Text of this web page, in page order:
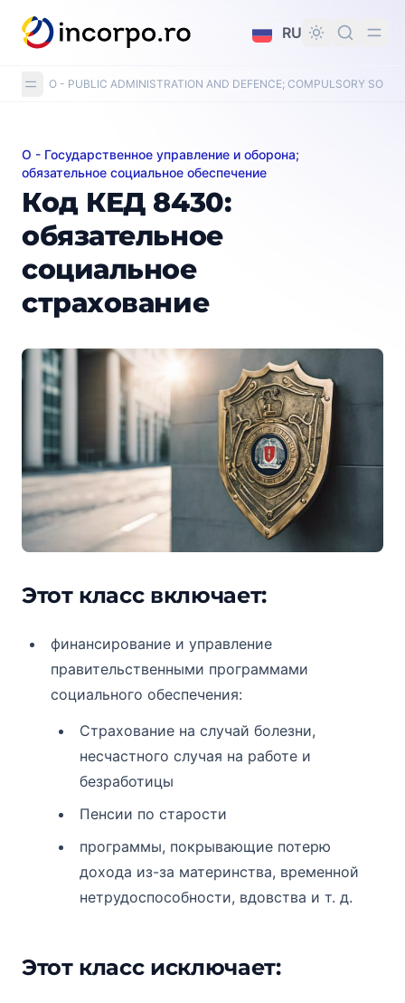
контенту
RU
O - PUBLIC ADMINISTRATION AND DEFENCE; COMPULSORY
Код КЕД 8430: обязательное социальное
О - Государственное управление и оборона;
обязательное социальное обеспечение
Код КЕД 8430:
обязательное
социальное
страхование
Этот класс включает:
финансирование и управление
правительственными программами
социального обеспечения:
Страхование на случай болезни,
несчастного случая на работе и
безработицы
Пенсии по старости
программы, покрывающие потерю
дохода из-за материнства, временной
нетрудоспособности, вдовства и т. д.
Этот класс исключает: